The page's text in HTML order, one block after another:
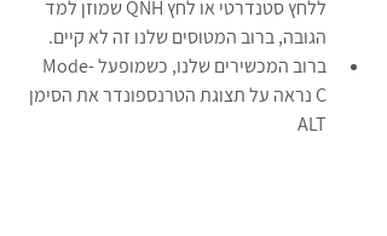
ללחץ סטנדרטי או לחץ QNH שמוזן למד
הגובה, ברוב המטוסים שלנו זה לא קיים.
ברוב המכשירים שלנו, כשמופעל Mode-
C נראה על תצוגת הטרנספונדר את הסימן
ALT